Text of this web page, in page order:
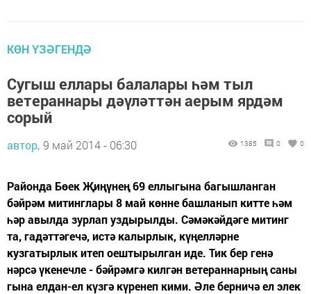
КӨН ҮЗӘГЕНДӘ
Сугыш еллары балалары һәм тыл
ветераннары дәүләттән аерым ярдәм
сорый
автор, 9 май 2014 - 06:30 1385 0 0
Районда Бөек Җиңүнең 69 еллыгына багышланган
бәйрәм митинглары 8 май көнне башланып китте һәм
һәр авылда зурлап уздырылды. Сәмәкәйдәге митинг
та, гадәттәгечә, истә калырлык, күңелләрне
кузгатырлык итеп оештырылган иде. Тик бер генә
нәрсә үкенечле - бәйрәмгә килгән ветераннарның саны
гына елдан-ел күзгә күренеп кими. Әле берничә ел элек